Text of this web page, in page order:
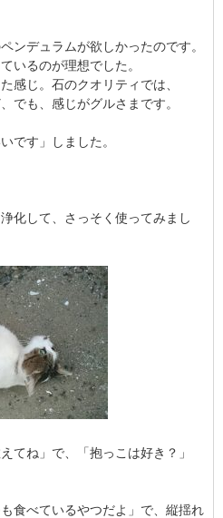
ンデュラムが欲しかったのです。
いるのが理想でした。
感じ。石のクオリティでは、
も、感じがグルさまです。
です」しました。
化して、さっそく使ってみまし
てね」で、「抱っこは好き？」
食べているやつだよ」で、縦揺れ